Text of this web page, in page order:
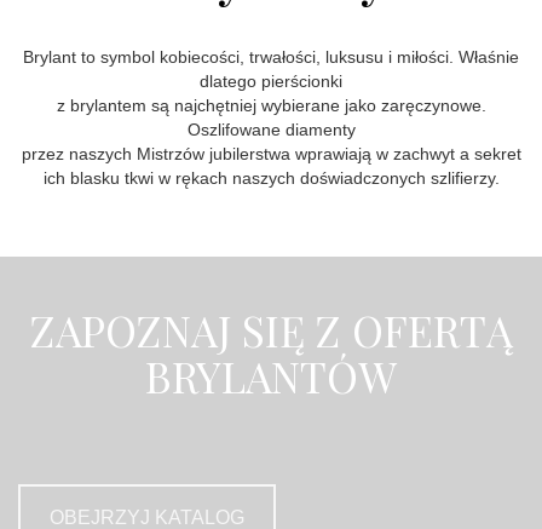
Brylant to symbol kobiecości, trwałości, luksusu i miłości. Właśnie
dlatego pierścionki
z brylantem są najchętniej wybierane jako zaręczynowe.
Oszlifowane diamenty
przez naszych Mistrzów jubilerstwa wprawiają w zachwyt a sekret
ich blasku tkwi w rękach naszych doświadczonych szlifierzy.
ZAPOZNAJ SIĘ Z OFERTĄ
BRYLANTÓW
OBEJRZYJ KATALOG